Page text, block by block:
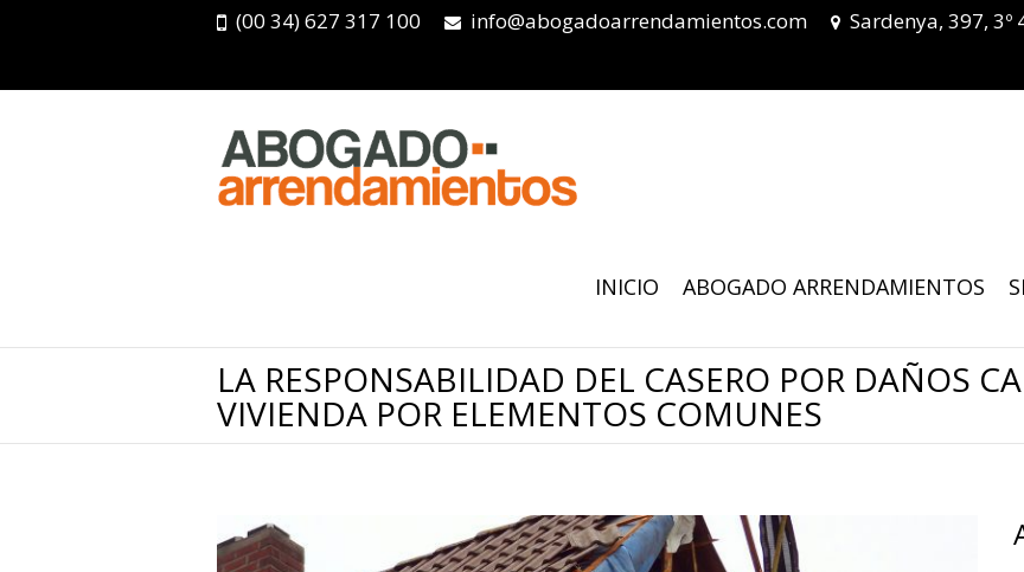
(00 34) 627 317 100 info@abogadoarrendamientos.com Sardenya, 397,
INICIO ABOGADO ARRENDAMIENTOS
LA RESPONSABILIDAD DEL CASERO POR DAÑOS
VIVIENDA POR ELEMENTOS COMUNES